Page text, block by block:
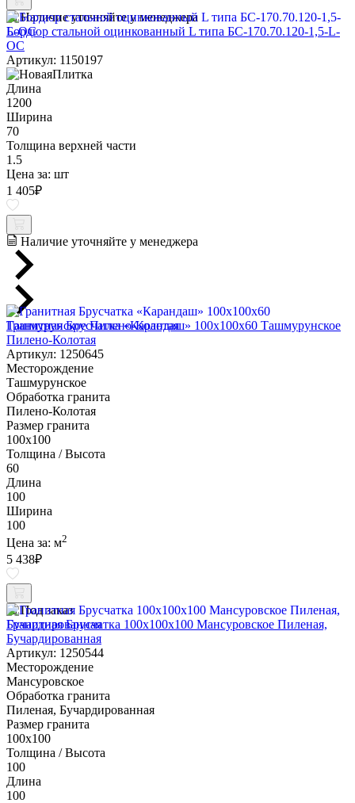
Наличие уточняйте у менеджера
Бордюр стальной оцинкованный L типа БС-170.70.120-1,5-L-
ОС
Артикул: 1150197
Длина
1200
Ширина
70
Толщина верхней части
1.5
Цена за: шт
1 405₽
Наличие уточняйте у менеджера
Гранитная Брусчатка «Карандаш» 100х100x60 Ташмурунское
Пилено-Колотая
Артикул: 1250645
Месторождение
Ташмурунское
Обработка гранита
Пилено-Колотая
Размер гранита
100х100
Толщина / Высота
60
Длина
100
Ширина
100
Цена за: м2
5 438₽
Под заказ
Гранитная Брусчатка 100х100x100 Мансуровское Пиленая,
Бучардированная
Артикул: 1250544
Месторождение
Мансуровское
Обработка гранита
Пиленая, Бучардированная
Размер гранита
100х100
Толщина / Высота
100
Длина
100